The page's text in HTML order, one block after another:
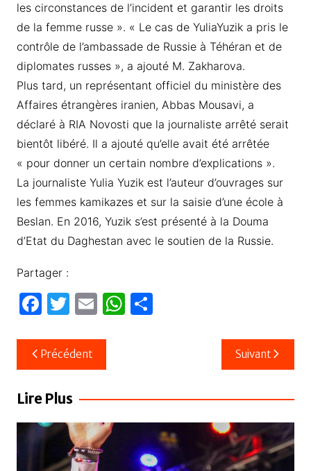
les circonstances de l’incident et garantir les droits
de la femme russe ». « Le cas de YuliaYuzik a pris le
contrôle de l’ambassade de Russie à Téhéran et de
diplomates russes », a ajouté M. Zakharova.
Plus tard, un représentant officiel du ministère des
Affaires étrangères iranien, Abbas Mousavi, a
déclaré à RIA Novosti que la journaliste arrêté serait
bientôt libéré. Il a ajouté qu’elle avait été arrêtée
« pour donner un certain nombre d’explications ».
La journaliste Yulia Yuzik est l’auteur d’ouvrages sur
les femmes kamikazes et sur la saisie d’une école à
Beslan. En 2016, Yuzik s’est présenté à la Douma
d’Etat du Daghestan avec le soutien de la Russie.
Partager :
F
c
e
b
o
k
T
itt
er
E
ail
W
A
p
P
er
Navigation
de
l’article
Précédent Suivant
Lire Plus